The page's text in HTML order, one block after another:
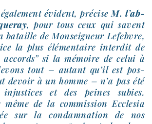
évident, pré­cise M. l’ab­
, pour tous ceux qui savent
bataille de Monseigneur Lefebvre,
la plus élé­men­taire inter­dit de
accords” si la mémoire de celui à
tout – autant qu’il est pos­
devoir à un homme – n’a pas été
et des peines subies.
même de la com­mis­sion Ecclesia
sur la condam­na­tion de nos